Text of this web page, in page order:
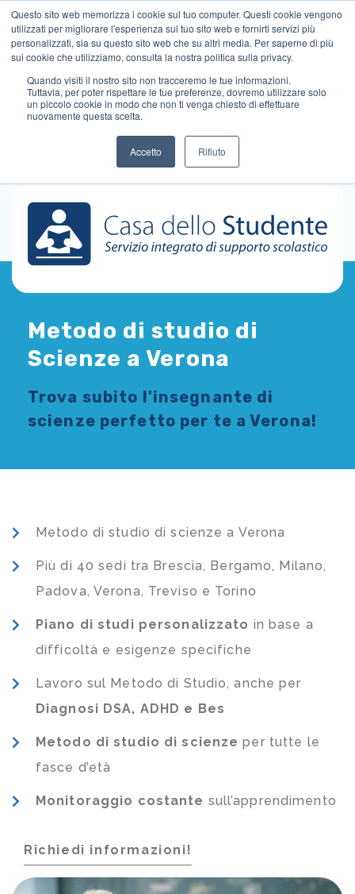
Questo sito web memorizza i cookie sul tuo computer. Questi cookie vengono
utilizzati per migliorare l'esperienza sul tuo sito web e fornirti servizi più
personalizzati, sia su questo sito web che su altri media. Per saperne di più
sui cookie che utilizziamo, consulta la nostra politica sulla privacy.
Quando visiti il ​​nostro sito non tracceremo le tue informazioni.
Tuttavia, per poter rispettare le tue preferenze, dovremo utilizzare solo
un piccolo cookie in modo che non ti venga chiesto di effettuare
nuovamente questa scelta.
Accetto Rifiuto
Metodo di studio di
Scienze a Verona
Trova subito l'insegnante di
scienze perfetto per te a Verona!
Metodo di studio di scienze a Verona
Più di 40 sedi tra Brescia, Bergamo, Milano,
Padova, Verona, Treviso e Torino
Piano di studi personalizzato in base a
difficoltà e esigenze specifiche
Lavoro sul Metodo di Studio, anche per
Diagnosi DSA, ADHD e Bes
Metodo di studio di scienze per tutte le
fasce d’età
Monitoraggio costante sull’apprendimento
Richiedi informazioni!